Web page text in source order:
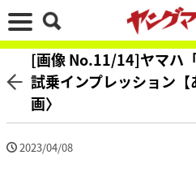
[画像 No.11/14]ヤマハ
試乗インプレッション
画〉
2023/04/08